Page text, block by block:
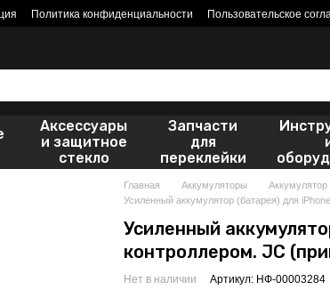
Политика конфиденциальности Пользовательское
Аксессуары
и защитное
стекло
Запчасти
для
переклейки
Главная Аккумуляторы
Аккумулятор
Усиленный аккумулятор (батарея) для
Усиленный
контроллером. JC
Нет в наличии Артикул: НФ-00003284